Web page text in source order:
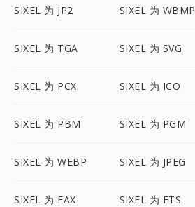
SIXEL 为 JP2 SIXEL 为 WBMP
SIXEL 为 TGA SIXEL 为 SVG
SIXEL 为 PCX SIXEL 为 ICO
SIXEL 为 PBM SIXEL 为 PGM
SIXEL 为 WEBP SIXEL 为 JPEG
SIXEL 为 FAX SIXEL 为 FTS